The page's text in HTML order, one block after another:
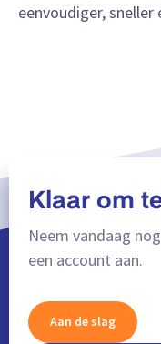
eenvoudiger,
Klaar om
Neem vandaag
een account aan.
Aan de slag